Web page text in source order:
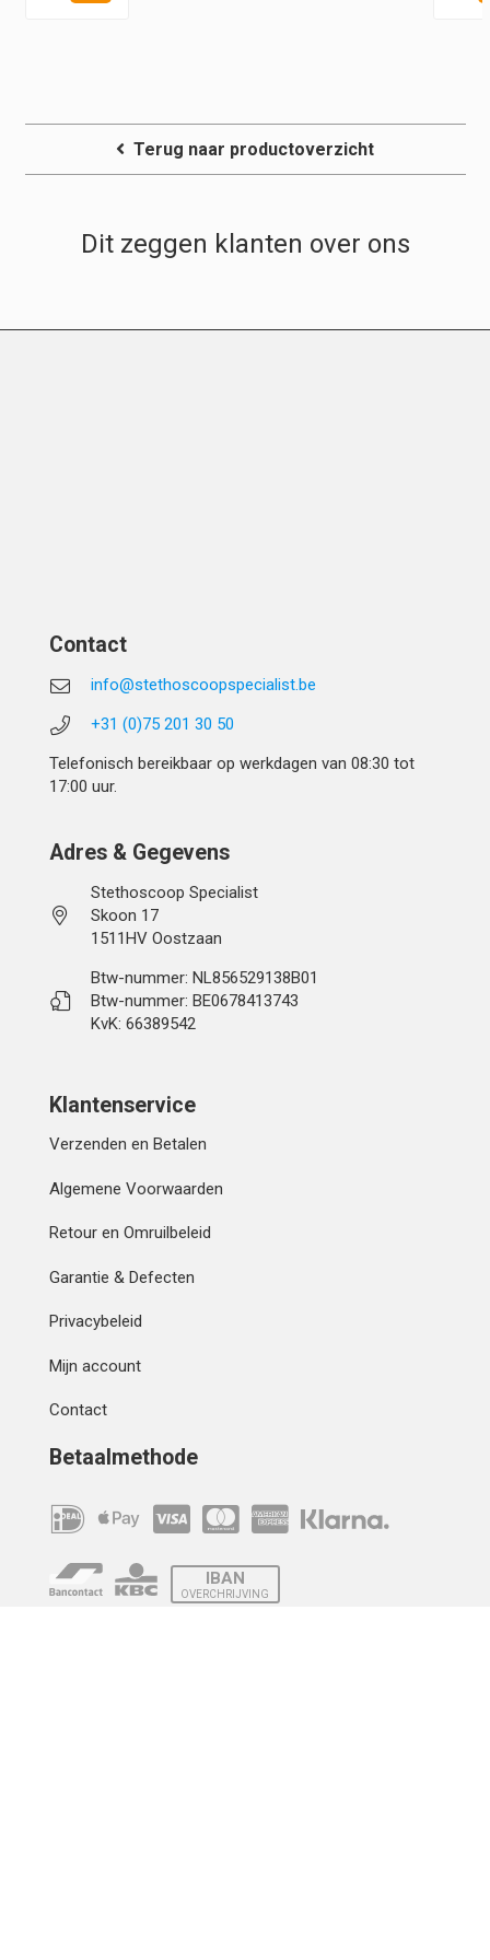
Terug naar productoverzicht
Dit zeggen klanten over ons
Contact
info@stethoscoopspecialist.be
+31 (0)75 201 30 50
Telefonisch bereikbaar op werkdagen van 08:30 tot
17:00 uur.
Adres & Gegevens
Stethoscoop Specialist
Skoon 17
1511HV Oostzaan
Btw-nummer: NL856529138B01
Btw-nummer: BE0678413743
KvK: 66389542
Klantenservice
Verzenden en Betalen
Algemene Voorwaarden
Retour en Omruilbeleid
Garantie & Defecten
Privacybeleid
Mijn account
Contact
Betaalmethode
IBAN
OVERCHRIJVING